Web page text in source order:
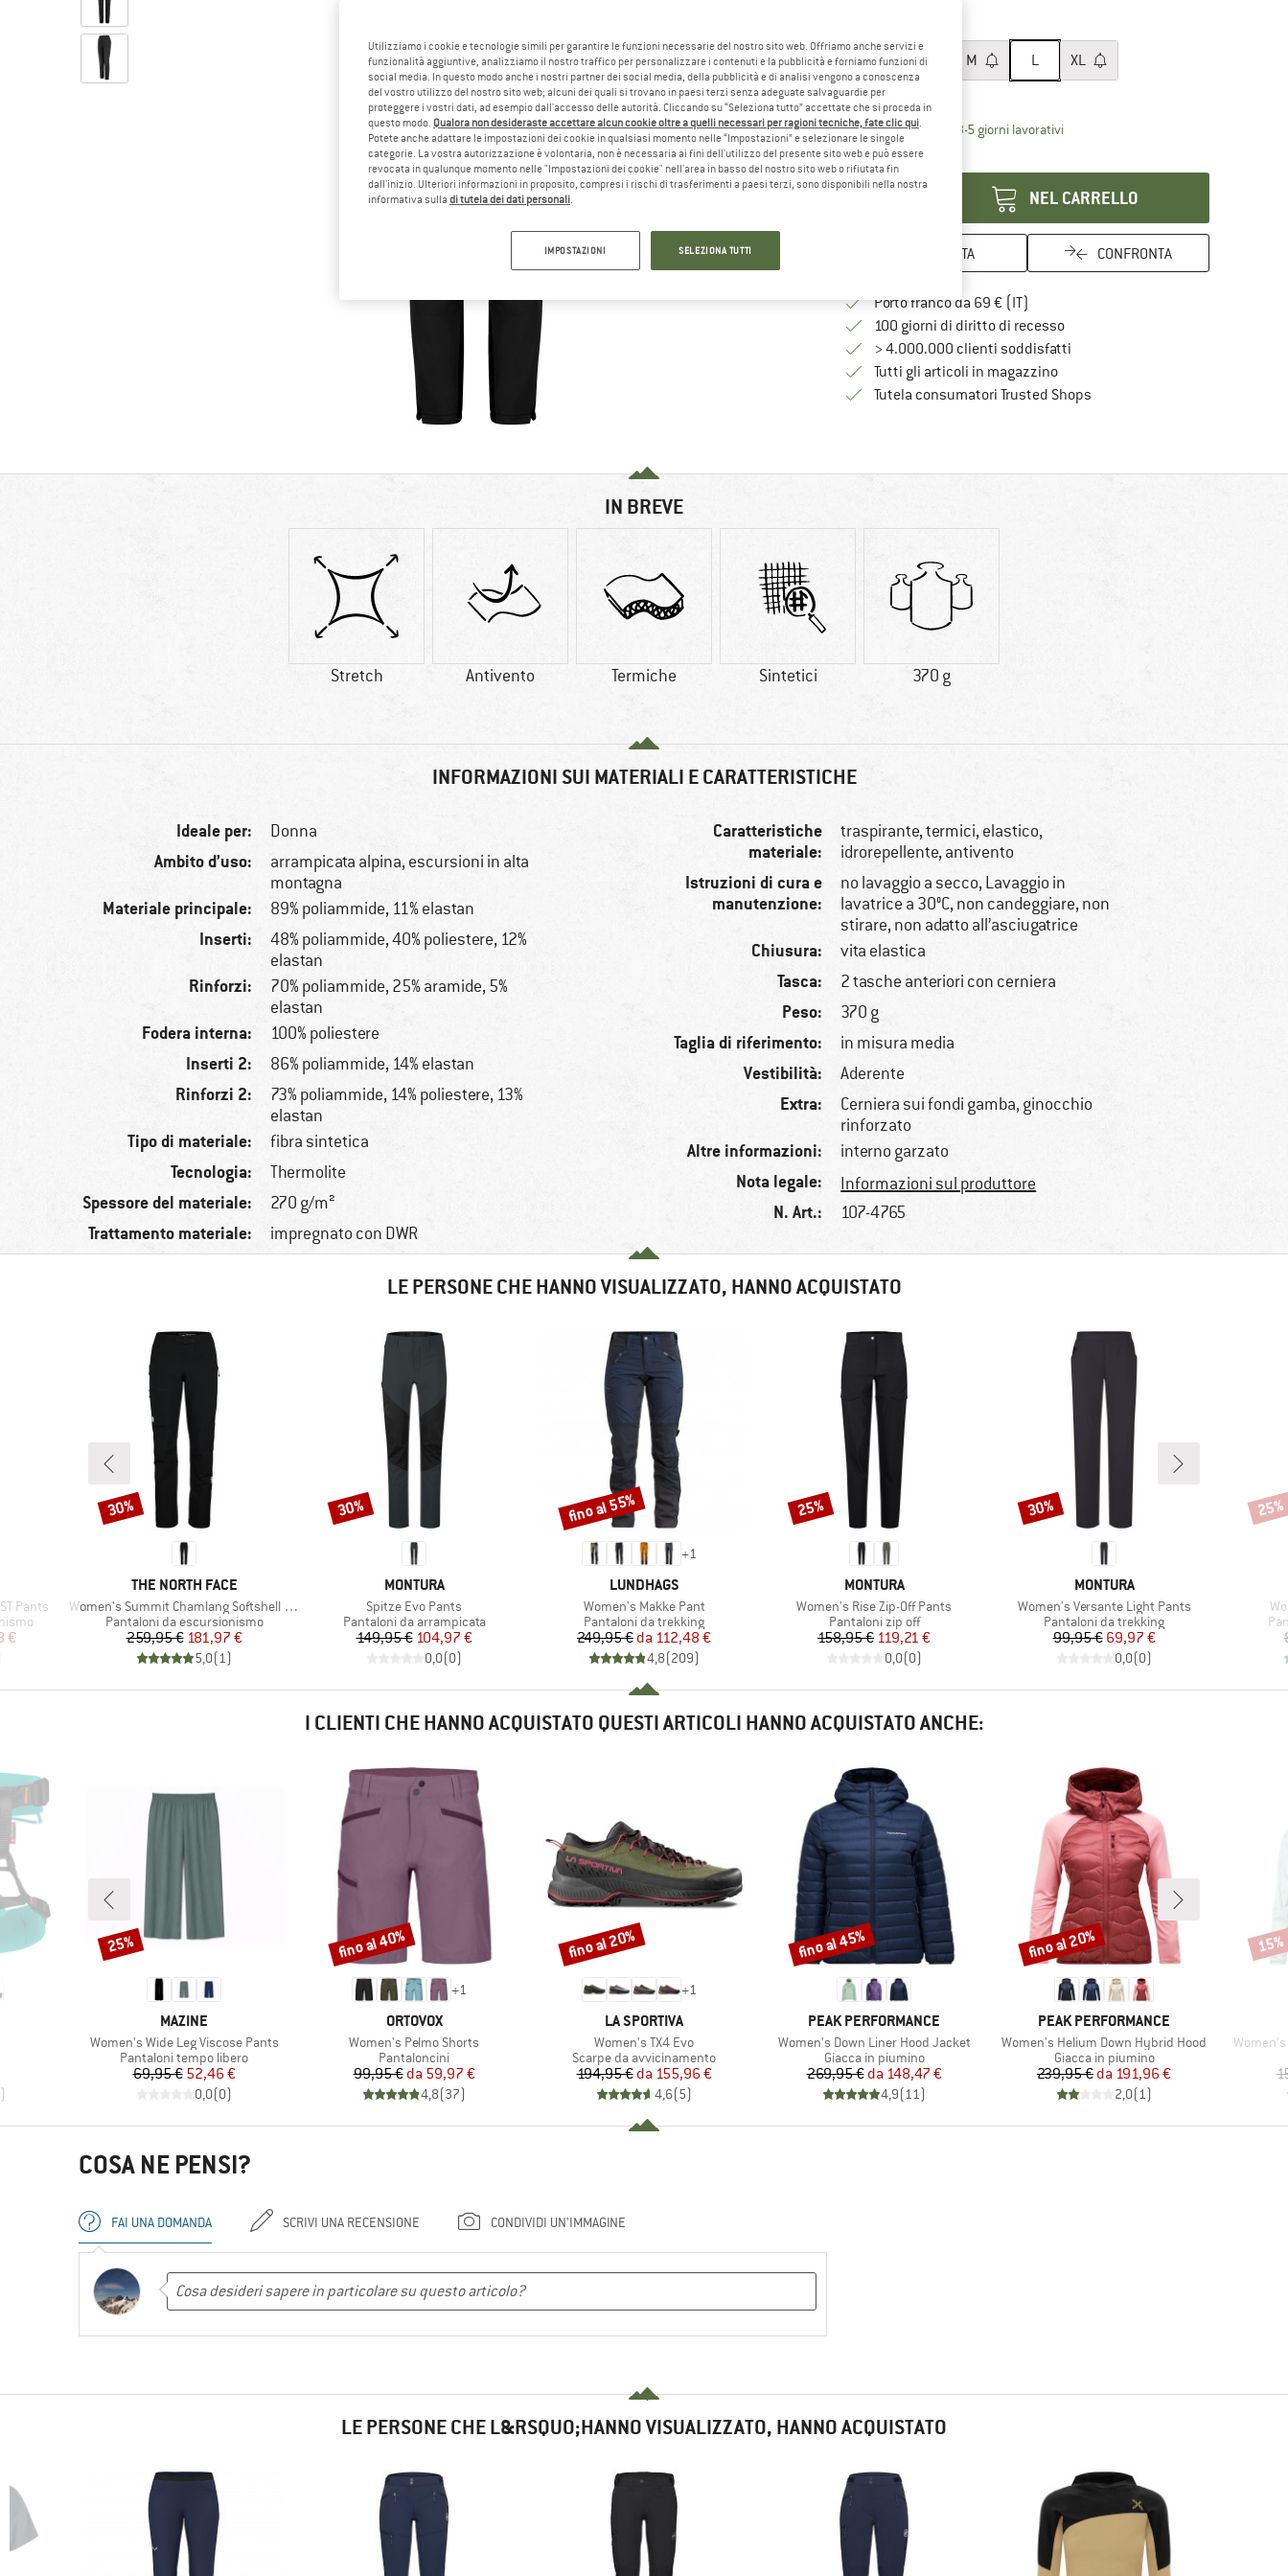
XS S M L XL
Guida alle taglie
Tempi di consegna: 3-5 giorni lavorativiIl link si apre in una casella
Quantità:
NEL CARRELLO
ANNOTA CONFRONTA
Porto franco da 69 € (IT)
100 giorni di diritto di recessoVai alla politica di recesso qui Si
> 4.000.000 clienti soddisfatti
Tutti gli articoli in magazzino
Tutela consumatori Trusted ShopsTrovi tutte le informazioni qui!
IN BREVE
Stretch Antivento Termiche Sintetici 370 g
INFORMAZIONI SUI MATERIALI E CARATTERISTICHE
Ideale per: Donna
Ambito d’uso:
arrampicata alpina, escursioni in alta
montagna
Materiale principale: 89% poliammide, 11% elastan
Inserti:
48% poliammide, 40% poliestere, 12%
elastan
Rinforzi:
70% poliammide, 25% aramide, 5%
elastan
Fodera interna: 100% poliestere
Inserti 2: 86% poliammide, 14% elastan
Rinforzi 2:
73% poliammide, 14% poliestere, 13%
elastan
Tipo di materiale: fibra sintetica
Tecnologia: Thermolite
Spessore del materiale: 270 g/m²
Trattamento materiale: impregnato con DWR
Caratteristiche
materiale:
traspirante, termici, elastico,
idrorepellente, antivento
Istruzioni di cura e
manutenzione:
no lavaggio a secco, Lavaggio in
lavatrice a 30°C, non candeggiare, non
stirare, non adatto all’asciugatrice
Chiusura: vita elastica
Tasca: 2 tasche anteriori con cerniera
Peso: 370 g
Taglia di riferimento: in misura media
Vestibilità: Aderente
Extra:
Cerniera sui fondi gamba, ginocchio
rinforzato
Altre informazioni: interno garzato
Nota legale: Informazioni sul produttore
N. Art.: 107-4765
LE PERSONE CHE HANNO VISUALIZZATO, HANNO ACQUISTATO
Pants
€
MARCHIO
THE NORTH FACE
Articolo
Women's Summit Chamlang Softshell Pant
Gruppo di prodotti
Pantaloni da escursionismo
Prezzo
259,95 €Prezzo ridotto
181,97 €
5,0(1)
Sconto
30%
MARCHIO
MONTURA
Articolo
Spitze Evo Pants
Gruppo di prodotti
Pantaloni da arrampicata
Prezzo
149,95 €Prezzo ridotto
104,97 €
0,0(0)
Sconto
30%
+1
MARCHIO
LUNDHAGS
Articolo
Women's Makke Pant
Gruppo di prodotti
Pantaloni da trekking
Prezzo
249,95 € Prezzo ridotto
da 112,48 €
4,8(209)
Sconto
fino al 55%
MARCHIO
MONTURA
Articolo
Women's Rise Zip-Off Pants
Gruppo di prodotti
Pantaloni zip off
Prezzo
158,95 €Prezzo ridotto
119,21 €
0,0(0)
Sconto
25%
MARCHIO
MONTURA
Articolo
Women's Versante Light Pants
Gruppo di prodotti
Pantaloni da trekking
Prezzo
99,95 €Prezzo ridotto
69,97 €
0,0(0)
Sconto
30% 25%
I CLIENTI CHE HANNO ACQUISTATO QUESTI ARTICOLI HANNO ACQUISTATO ANCHE:
)
MARCHIO
MAZINE
Articolo
Women's Wide Leg Viscose Pants
Gruppo di prodotti
Pantaloni tempo libero
Prezzo
69,95 €Prezzo ridotto
52,46 €
0,0(0)
Sconto
25%
+1
MARCHIO
ORTOVOX
Articolo
Women's Pelmo Shorts
Gruppo di prodotti
Pantaloncini
Prezzo
99,95 € Prezzo ridotto
da 59,97 €
4,8(37)
Sconto
fino al 40%
+1
MARCHIO
LA SPORTIVA
Articolo
Women's TX4 Evo
Gruppo di prodotti
Scarpe da avvicinamento
Prezzo
194,95 € Prezzo ridotto
da 155,96 €
4,6(5)
Sconto
fino al 20%
MARCHIO
PEAK PERFORMANCE
Articolo
Women's Down Liner Hood Jacket
Gruppo di prodotti
Giacca in piumino
Prezzo
269,95 € Prezzo ridotto
da 148,47 €
4,9(11)
Sconto
fino al 45%
MARCHIO
PEAK PERFORMANCE
Articolo
Women's Helium Down Hybrid Hood
Gruppo di prodotti
Giacca in piumino
Prezzo
239,95 € Prezzo ridotto
da 191,96 €
2,0(1)
Sconto
fino al 20%
Articolo
15%
COSA NE PENSI?
FAI UNA DOMANDA SCRIVI UNA RECENSIONE CONDIVIDI UN'IMMAGINE
LE PERSONE CHE L&RSQUO;HANNO VISUALIZZATO, HANNO ACQUISTATO
Utilizziamo i cookie e tecnologie simili per garantire le funzioni necessarie del nostro sito web. Offriamo anche servizi e
funzionalità aggiuntive, analizziamo il nostro traffico per personalizzare i contenuti e la pubblicità e forniamo funzioni di
social media. In questo modo anche i nostri partner dei social media, della pubblicità e di analisi vengono a conoscenza
del vostro utilizzo del nostro sito web; alcuni dei quali si trovano in paesi terzi senza adeguate salvaguardie per
proteggere i vostri dati, ad esempio dall'accesso delle autorità. Cliccando su “Seleziona tutto” accettate che si proceda in
questo modo. Qualora non desideraste accettare alcun cookie oltre a quelli necessari per ragioni tecniche, fate clic qui.
Potete anche adattare le impostazioni dei cookie in qualsiasi momento nelle “Impostazioni” e selezionare le singole
categorie. La vostra autorizzazione è volontaria, non è necessaria ai fini dell'utilizzo del presente sito web e può essere
revocata in qualunque momento nelle "Impostazioni dei cookie" nell'area in basso del nostro sito web o rifiutata fin
dall'inizio. Ulteriori informazioni in proposito, compresi i rischi di trasferimenti a paesi terzi, sono disponibili nella nostra
informativa sulla di tutela dei dati personali.
IMPOSTAZIONI SELEZIONA TUTTI